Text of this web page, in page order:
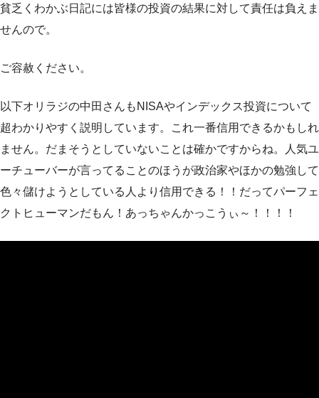
貧乏くわかぶ日記には皆様の投資の結果に対して責任は負えま
せんので。
ご容赦ください。
以下オリラジの中田さんもNISAやインデックス投資について
超わかりやすく説明しています。これ一番信用できるかもしれ
ません。だまそうとしていないことは確かですからね。人気ユ
ーチューバーが言ってることのほうが政治家やほかの勉強して
色々儲けようとしている人より信用できる！！だってパーフェ
クトヒューマンだもん！あっちゃんかっこうぃ～！！！！